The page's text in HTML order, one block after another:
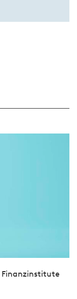
Finanzinstitute